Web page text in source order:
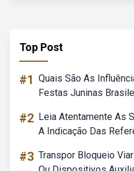
Top Post
#1 Quais São As
Festas Juninas
#2 Leia Atentamente As
A Indicação Das
#3 Transpor Bloqueio